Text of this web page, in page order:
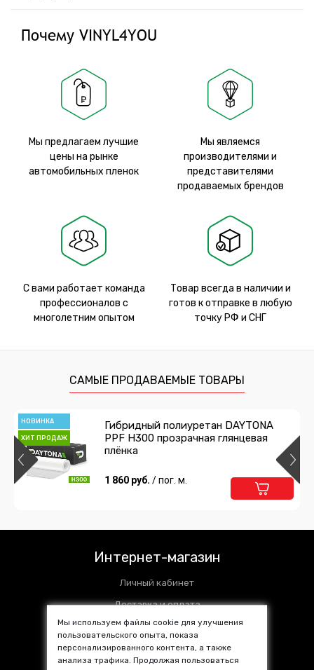
Почему VINYL4YOU
Мы предлагаем лучшие
цены на рынке
автомобильных пленок
Мы являемся
производителями и
представителями
продаваемых брендов
С вами работает команда
профессионалов с
многолетним опытом
Товар всегда в наличии и
готов к отправке в любую
точку РФ и СНГ
САМЫЕ ПРОДАВАЕМЫЕ ТОВАРЫ
НОВИНКА
ХИТ ПРОДАЖ
Гибридный полиуретан DAYTONA
PPF H300 прозрачная глянцевая
плёнка
1 860 руб. / пог. м.
Интернет-магазин
Личный кабинет
Доставка и оплата
Установочные центры
Контакты
Мы используем файлы cookie для улучшения
пользовательского опыта, показа
персонализированного контента, а также
анализа трафика. Продолжая пользоваться